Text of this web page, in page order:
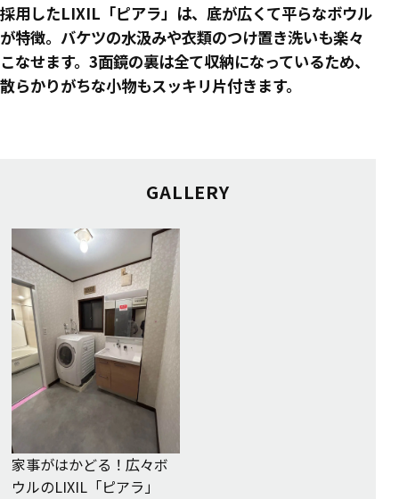
採用したLIXIL「ピアラ」は、底が広くて平らなボウル
が特徴。バケツの水汲みや衣類のつけ置き洗いも楽々
こなせます。3面鏡の裏は全て収納になっているため、
散らかりがちな小物もスッキリ片付きます。
GALLERY
家事がはかどる！広々ボ
ウルのLIXIL「ピアラ」